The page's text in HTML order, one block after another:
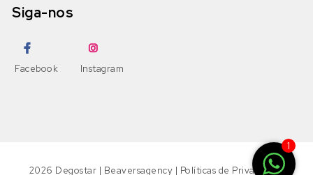
Siga-nos
Facebook Instagram
2026 Degostar | Beaversagency | Políticas de Privacidade
1